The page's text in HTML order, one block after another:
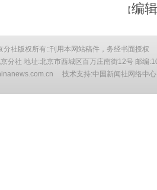
【编
分社版权所有::刊用本网站稿件，务经书面授权
分社 地址:北京市西城区百万庄南街12号 邮编
技术支持:中国新闻社网络中心